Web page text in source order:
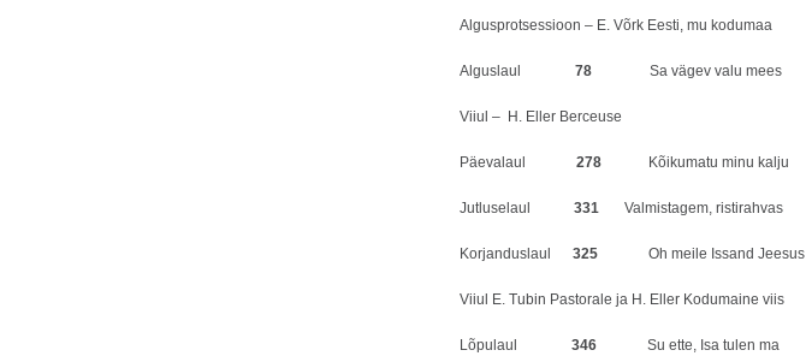
Algusprotsessioon – E. Võrk Eesti, mu kodumaa
Alguslaul 78 Sa vägev valu mees
Viiul – H. Eller Berceuse
Päevalaul 278 Kõikumatu minu kalju
Jutluselaul 331 Valmistagem, ristirahvas
Korjanduslaul 325 Oh meile Issand Jeesus
Viiul E. Tubin Pastorale ja H. Eller Kodumaine viis
Lõpulaul 346 Su ette, Isa tulen ma